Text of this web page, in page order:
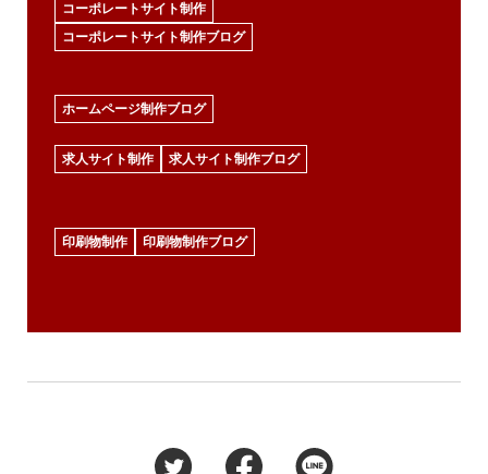
コーポレートサイト制作
コーポレートサイト制作ブログ
ホームページ制作ブログ
求人サイト制作 求人サイト制作ブログ
印刷物制作 印刷物制作ブログ